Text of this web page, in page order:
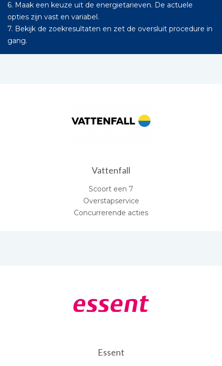
6. Maak een keuze uit de energietarieven. De actuele
opties zijn vast en variabel.
7. Bekijk de zoekresultaten en zet de oversluit procedure in
gang.
Vattenfall
Scoort een 7
Overstapservice
Concurrerende acties
Essent